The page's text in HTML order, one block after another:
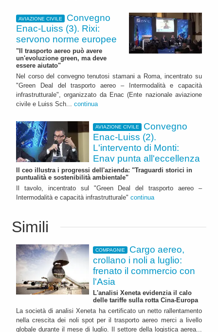
AVIAZIONE CIVILE
Convegno
Enac-Luiss (3). Rixi:
servono norme europee
"Il trasporto aereo può avere
un'evoluzione green, ma deve
essere aiutato"
Nel corso del convegno tenutosi stamani a Roma, incentrato su
"Green Deal del trasporto aereo – Intermodalità e capacità
infrastrutturale", organizzato da Enac (Ente nazionale aviazione
civile e Luiss Sch... continua
AVIAZIONE CIVILE
Convegno
Enac-Luiss (2).
L'intervento di Monti:
Enav punta all'eccellenza
Il ceo illustra i progressi dell'azienda: "Traguardi storici in
puntualità e sostenibilità ambientale"
Il tavolo, incentrato sul "Green Deal del trasporto aereo –
Intermodalità e capacità infrastrutturale" continua
Simili
COMPAGNIE
Cargo aereo,
crollano i noli a luglio:
frenato il commercio con
l'Asia
L'analisi Xeneta evidenzia il calo
delle tariffe sulla rotta Cina-Europa
La società di analisi Xeneta ha certificato un netto rallentamento
nella crescita dei noli spot per il trasporto aereo merci a livello
globale durante il mese di luglio. Il settore della logistica aerea...